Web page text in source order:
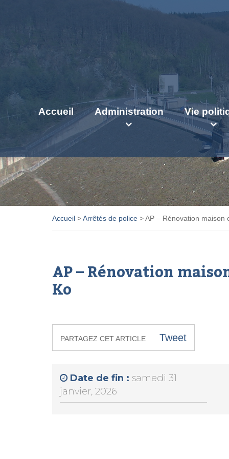
Accueil Administration Vie
Accueil >Arrêtés de police >AP – Rénovation maison
AP – Rénovation
Ko
PARTAGEZ CET ARTICLE Tweet
Date de fin : samedi 31
janvier, 2026